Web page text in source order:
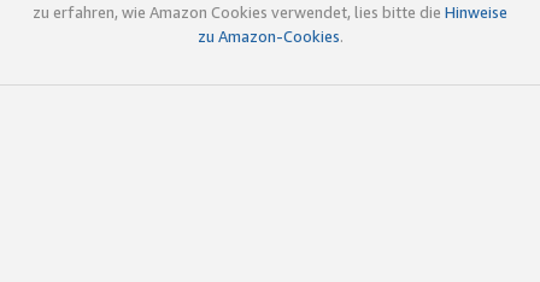
zu erfahren, wie Amazon Cookies verwendet, lies bitte die Hinweise
zu Amazon-Cookies.